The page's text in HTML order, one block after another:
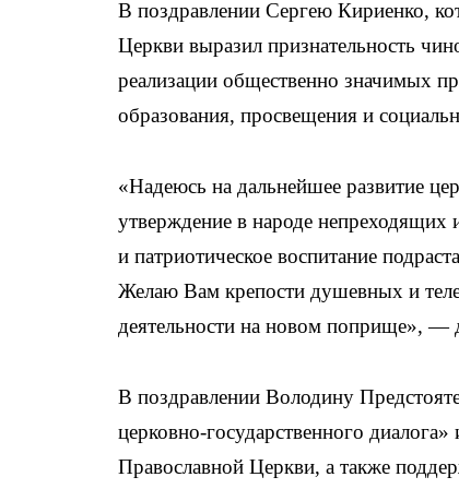
В поздравлении Сергею Кириенко,
Церкви выразил признательность
реализации общественно значимых
образования, просвещения и
«Надеюсь на дальнейшее развитие
утверждение в народе непреходящих
и патриотическое воспитание
Желаю Вам крепости душевных и
деятельности на новом поприще», —
В поздравлении Володину
церковно-государственного
Православной Церкви, а также